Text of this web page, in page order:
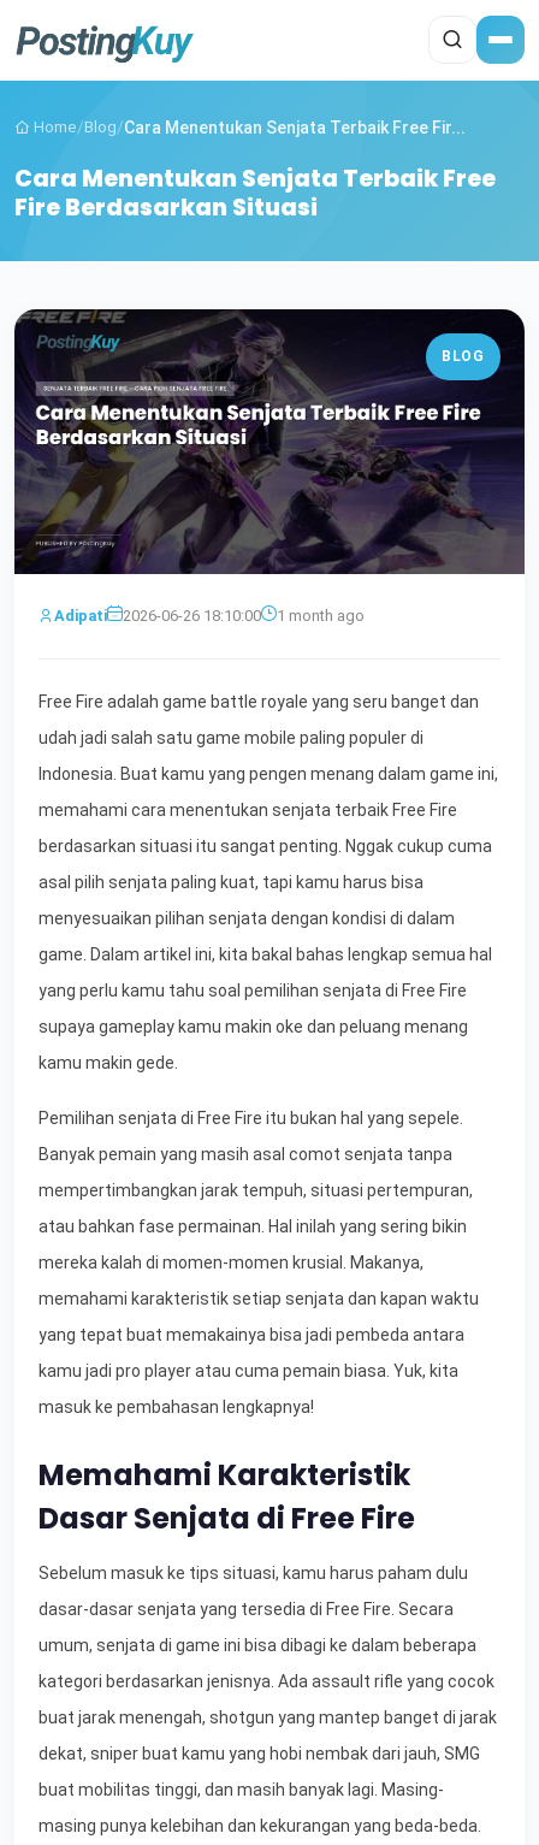
Home/Blog/Cara Menentukan Senjata Terbaik Free Fir...
Cara Menentukan Senjata Terbaik Free
Fire Berdasarkan Situasi
BLOG
Adipati 2026-06-26 18:10:00 1 month ago
Free Fire adalah game battle royale yang seru banget dan
udah jadi salah satu game mobile paling populer di
Indonesia. Buat kamu yang pengen menang dalam game ini,
memahami cara menentukan senjata terbaik Free Fire
berdasarkan situasi itu sangat penting. Nggak cukup cuma
asal pilih senjata paling kuat, tapi kamu harus bisa
menyesuaikan pilihan senjata dengan kondisi di dalam
game. Dalam artikel ini, kita bakal bahas lengkap semua hal
yang perlu kamu tahu soal pemilihan senjata di Free Fire
supaya gameplay kamu makin oke dan peluang menang
kamu makin gede.
Pemilihan senjata di Free Fire itu bukan hal yang sepele.
Banyak pemain yang masih asal comot senjata tanpa
mempertimbangkan jarak tempuh, situasi pertempuran,
atau bahkan fase permainan. Hal inilah yang sering bikin
mereka kalah di momen-momen krusial. Makanya,
memahami karakteristik setiap senjata dan kapan waktu
yang tepat buat memakainya bisa jadi pembeda antara
kamu jadi pro player atau cuma pemain biasa. Yuk, kita
masuk ke pembahasan lengkapnya!
Memahami Karakteristik
Dasar Senjata di Free Fire
Sebelum masuk ke tips situasi, kamu harus paham dulu
dasar-dasar senjata yang tersedia di Free Fire. Secara
umum, senjata di game ini bisa dibagi ke dalam beberapa
kategori berdasarkan jenisnya. Ada assault rifle yang cocok
buat jarak menengah, shotgun yang mantep banget di jarak
dekat, sniper buat kamu yang hobi nembak dari jauh, SMG
buat mobilitas tinggi, dan masih banyak lagi. Masing-
masing punya kelebihan dan kekurangan yang beda-beda.